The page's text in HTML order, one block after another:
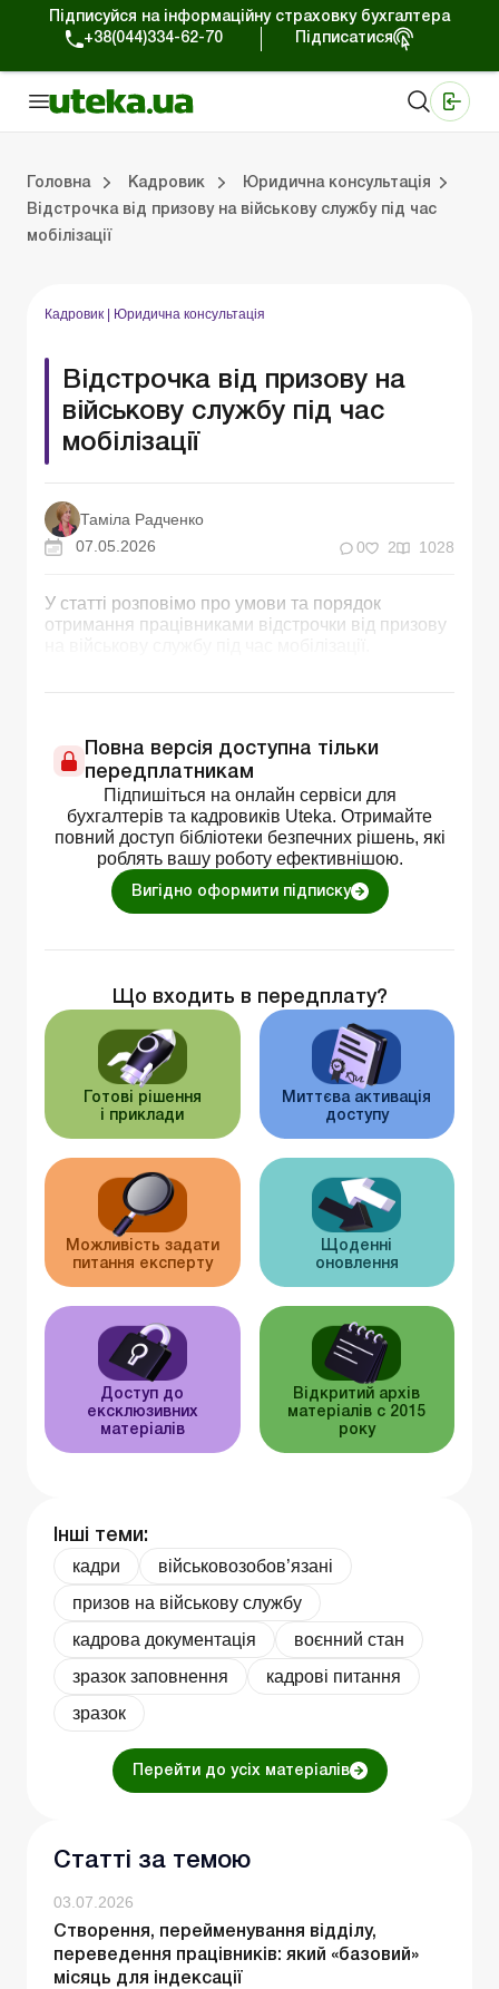
Підписуйся на інформаційну страховку бухгалтера
+38(044)334-62-70
Підписатися
Головна Кадровик
Юридична консультація
Відстрочка від призову на військову службу під час
мобілізації
Кадровик Юридична консультація
Відстрочка від призову на
військову службу під час
мобілізації
Таміла Радченко
07.05.2026
0 2 1028
У статті розповімо про умови та порядок
отримання працівниками відстрочки від призову
Повна версія доступна тільки
передплатникам
Підпишіться на онлайн сервіси для
бухгалтерів та кадровиків Uteka. Отримайте
повний доступ бібліотеки безпечних рішень, які
роблять вашу роботу ефективнішою.
Вигідно оформити підписку
Що входить в передплату?
Готові рішення
і приклади
Миттєва активація
доступу
Можливість задати
питання експерту
Щоденні
оновлення
Доступ до
ексклюзивних
матеріалів
Відкритий архів
матеріалів c 2015
року
Інші теми:
кадри
військовозобов’язані
призов на військову службу
кадрова документація
воєнний стан
зразок заповнення
кадрові питання
зразок
Перейти до усіх матеріалів
Статті за темою
03.07.2026
Створення, перейменування відділу,
переведення працівників: який «базовий»
місяць для індексації